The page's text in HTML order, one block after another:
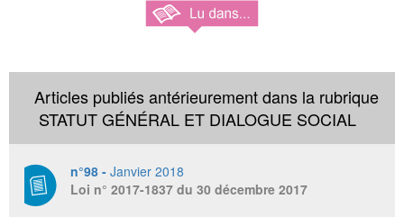
Articles publiés antérieurement dans la rubrique
STATUT GÉNÉRAL ET DIALOGUE SOCIAL
n°98 - Janvier 2018
Loi n° 2017-1837 du 30 décembre 2017